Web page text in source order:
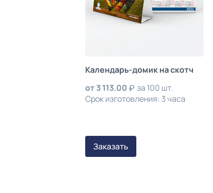
Календарь-домик на скотч
от 3 113.00
за 100 шт.
Срок изготовления: 3 часа
Заказать